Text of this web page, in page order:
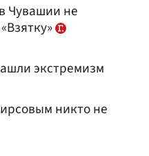
Чувашии не
экстремизм
никто не